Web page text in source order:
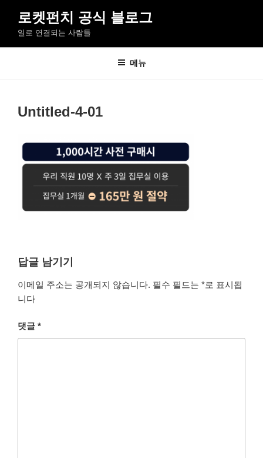
로
로켓펀치 공식 블로그
일로 연결되는 사람들
메뉴
Untitled-4-01
답글 남기기
이메일 주소는 공개되지 않습니다. 필수 필드는 *로 표시됩
니다
댓글 *